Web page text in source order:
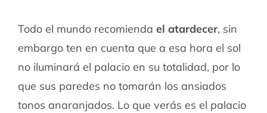
Todo el mundo recomienda el atardecer, sin
embargo ten en cuenta que a esa hora el sol
no iluminará el palacio en su totalidad, por lo
que sus paredes no tomarán los ansiados
tonos anaranjados. Lo que verás es el palacio